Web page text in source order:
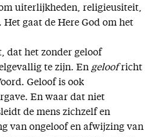
uiterlijkheden, religieusiteit,
gaat de Here God om het
dat het zonder geloof
te zijn. En geloofricht
Geloof is ook
En waar dat niet
de mens zichzelf en
van ongeloof en afwijzing van